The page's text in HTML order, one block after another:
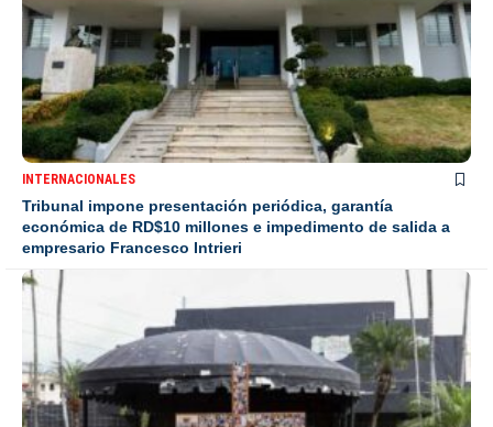
INTERNACIONALES
Tribunal impone presentación periódica, garantía
económica de RD$10 millones e impedimento de salida a
empresario Francesco Intrieri